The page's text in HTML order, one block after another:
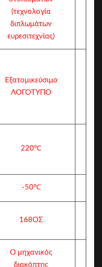
(τεχνολογία
διπλωμάτων
ευρεσιτεχνίας)
Εξατομικεύσιμο
ΛΟΓΟΤΥΠΟ
220℃
-50℃
168ΟΣ
Ο μηχανικός
διακόπτης